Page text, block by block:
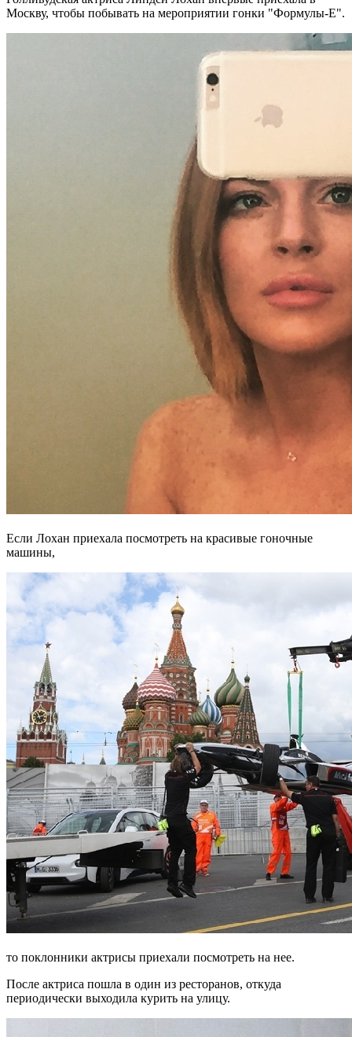
Москву, чтобы побывать на мероприятии гонки "Формулы-Е".
Если Лохан приехала посмотреть на красивые гоночные
машины,
то поклонники актрисы приехали посмотреть на нее.
После актриса пошла в один из ресторанов, откуда
периодически выходила курить на улицу.